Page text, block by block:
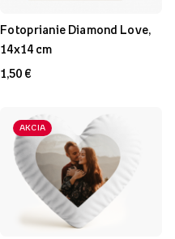
Fotoprianie Diamond Love,
14x14 cm
1,50 €
AKCIA